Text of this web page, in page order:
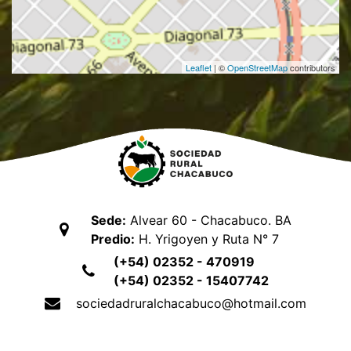
Leaflet | ©OpenStreetMapcontributors
Sede: Alvear 60 - Chacabuco. BA
Predio: H. Yrigoyen y Ruta N° 7
(+54) 02352 - 470919
(+54) 02352 - 15407742
sociedadruralchacabuco@hotmail.com